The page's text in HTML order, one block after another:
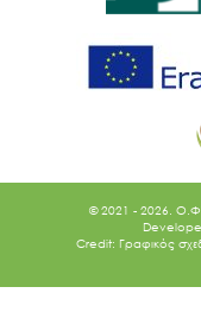
© 2021 - 2026.
Credit: Γραφικός